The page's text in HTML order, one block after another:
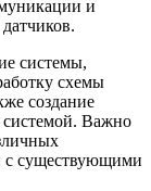
и
системы,
схемы
создание
системой. Важно
с существующими